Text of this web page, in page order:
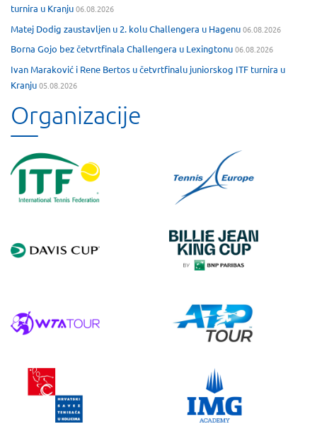
turnira u Kranju06.08.2026
Matej Dodig zaustavljen u 2. kolu Challengera u Hagenu06.08.2026
Borna Gojo bez četvrtfinala Challengera u Lexingtonu06.08.2026
Ivan Maraković i Rene Bertos u četvrtfinalu juniorskog ITF turnira u
Kranju05.08.2026
Organizacije